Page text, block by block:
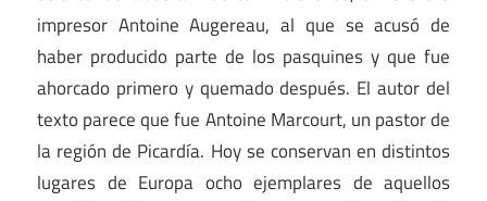
impresor Antoine Augereau, al que se acusó de
haber producido parte de los pasquines y que fue
ahorcado primero y quemado después. El autor del
texto parece que fue Antoine Marcourt, un pastor de
la región de Picardía. Hoy se conservan en distintos
lugares de Europa ocho ejemplares de aquellos